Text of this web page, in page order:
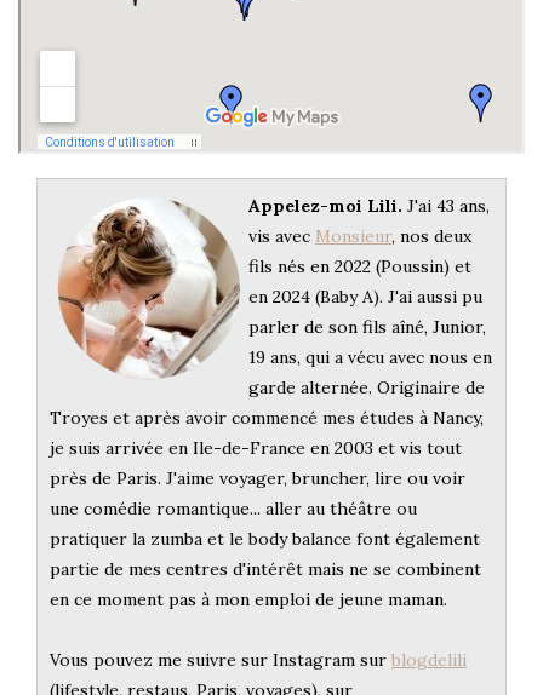
Appelez-moi Lili. J'ai 43 ans,
vis avec Monsieur, nos deux
fils nés en 2022 (Poussin) et
en 2024 (Baby A). J'ai aussi pu
parler de son fils aîné, Junior,
19 ans, qui a vécu avec nous en
garde alternée. Originaire de
Troyes et après avoir commencé mes études à Nancy,
je suis arrivée en Ile-de-France en 2003 et vis tout
près de Paris. J'aime voyager, bruncher, lire ou voir
une comédie romantique... aller au théâtre ou
pratiquer la zumba et le body balance font également
partie de mes centres d'intérêt mais ne se combinent
en ce moment pas à mon emploi de jeune maman.
Vous pouvez me suivre sur Instagram sur blogdelili
(lifestyle, restaus, Paris, voyages), sur